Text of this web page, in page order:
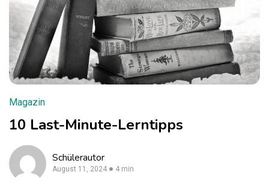
Magazin
10 Last-Minute-Lerntipps
Schülerautor
August 11, 2024 4 min